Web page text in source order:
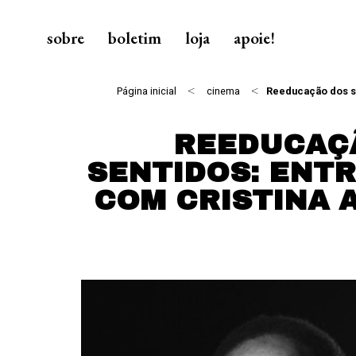
sobre boletim loja apoie!
Página inicial < cinema < Reeducação dos
SENTIDOS:
COM CRISTINA